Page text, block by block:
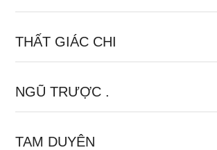
THẤT GIÁC CHI
NGŨ TRƯỢC .
TAM DUYÊN